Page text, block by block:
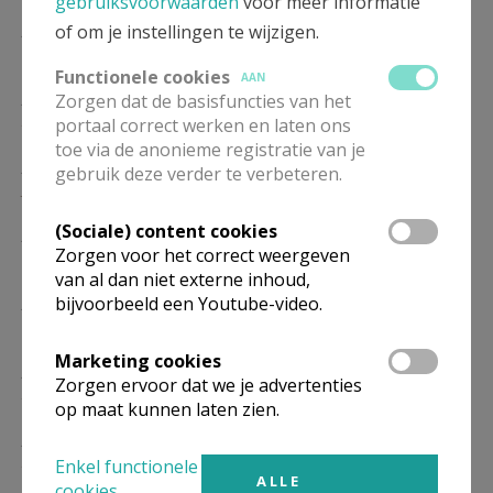
9.00 Eucharistie
24/01
9.00 Eucharistie
9.00 Eucharistie
07/02
9.00 Eucharistie
9.00 Eucharistie
21/02
9.00 Eucharistie
28/02
of om je instellingen te wijzigen.
Functionele cookies
AAN
Zorgen dat de basisfuncties van het
portaal correct werken en laten ons
toe via de anonieme registratie van je
gebruik deze verder te verbeteren.
(Sociale) content cookies
Zorgen voor het correct weergeven
van al dan niet externe inhoud,
bijvoorbeeld een Youtube-video.
Marketing cookies
Zorgen ervoor dat we je advertenties
op maat kunnen laten zien.
Enkel functionele
ALLE